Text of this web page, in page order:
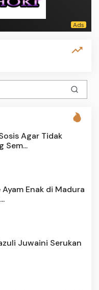
Agar Tidak
Sem...
Enak di Madura
Juwaini Serukan